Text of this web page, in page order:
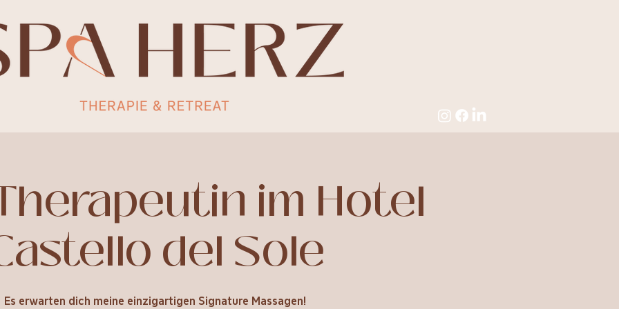
im Hotel
del Sole
Es erwarten dich meine einzigartigen Signature Massagen!